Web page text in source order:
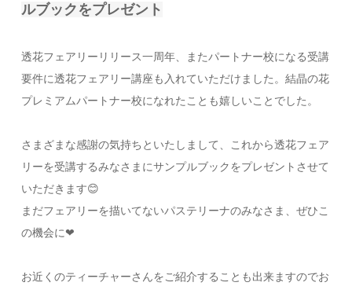
ルブックをプレゼント
透花フェアリーリリース一周年、またパートナー校になる受講
要件に透花フェアリー講座も入れていただけました。結晶の花
プレミアムパートナー校になれたことも嬉しいことでした。
さまざまな感謝の気持ちといたしまして、これから透花フェア
リーを受講するみなさまにサンプルブックをプレゼントさせて
いただきます😊
まだフェアリーを描いてないパステリーナのみなさま、ぜひこ
の機会に❤
お近くのティーチャーさんをご紹介することも出来ますのでお